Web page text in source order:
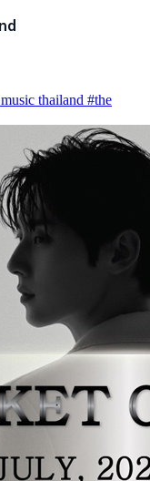
thailand #the